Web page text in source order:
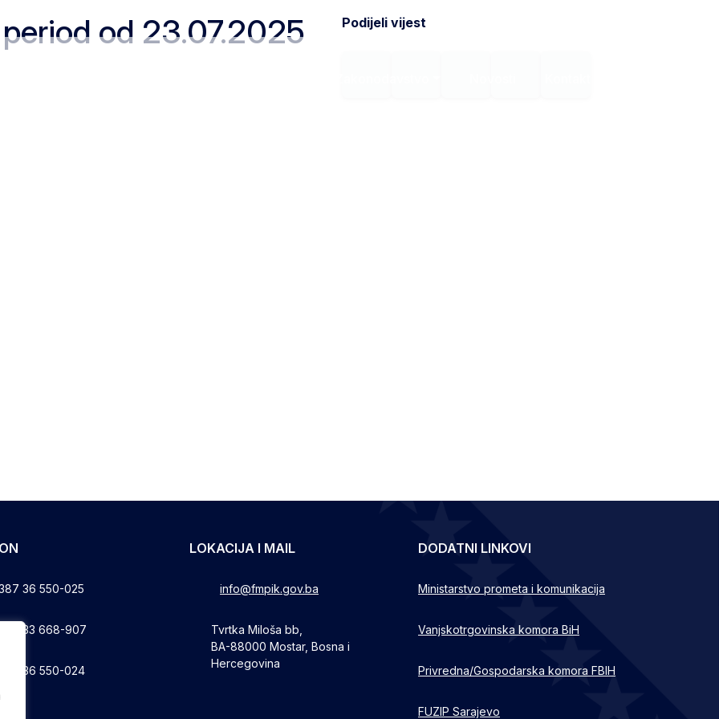
od 23.07.2025
Podijeli vijest
36 550-025
33 668-907
36 550-024
LOKACIJA I MAIL
info@fmpik.gov.ba
Tvrtka Miloša bb,
BA-88000 Mostar, Bosna i
Hercegovina
DODATNI LINKOVI
Ministarstvo prometa i komunikacija
Vanjskotrgovinska komora BiH
Privredna/Gospodarska komora FBIH
FUZIP Sarajevo